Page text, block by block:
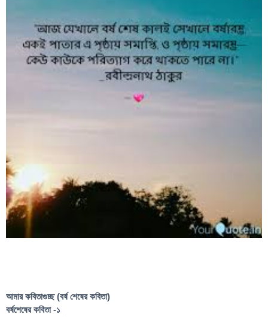
আমার কবিতাগুচ্ছ (বর্ষ শেষের কবিতা)
বর্ষশেষের কবিতা -১